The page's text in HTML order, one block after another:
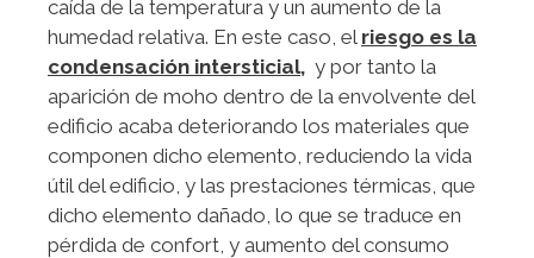
caída de la temperatura y un aumento de la
humedad relativa. En este caso, el riesgo es la
condensación intersticial, y por tanto la
aparición de moho dentro de la envolvente del
edificio acaba deteriorando los materiales que
componen dicho elemento, reduciendo la vida
útil del edificio, y las prestaciones térmicas, que
dicho elemento dañado, lo que se traduce en
pérdida de confort, y aumento del consumo